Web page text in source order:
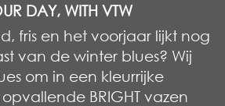
DAY, WITH VTW
fris en het voorjaar lijkt nog
van de winter blues? Wij
om in een kleurrijke
BRIGHT vazen